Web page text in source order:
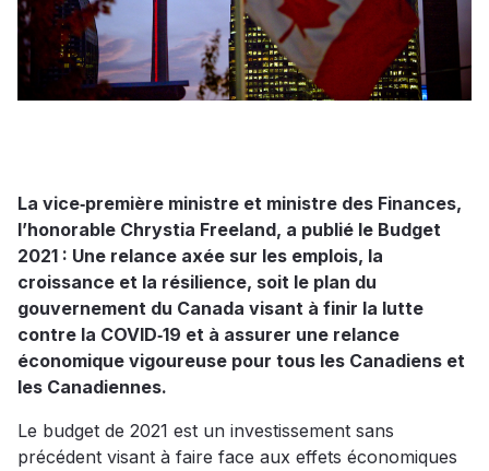
La vice‑première ministre et ministre des Finances,
l’honorable Chrystia Freeland, a publié le Budget
2021 : Une relance axée sur les emplois, la
croissance et la résilience, soit le plan du
gouvernement du Canada visant à finir la lutte
contre la COVID‑19 et à assurer une relance
économique vigoureuse pour tous les Canadiens et
les Canadiennes.
Le budget de 2021 est un investissement sans
précédent visant à faire face aux effets économiques